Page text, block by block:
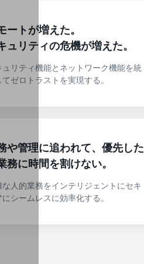
ートが増えた。
ュリティの危機が増えた。
ュリティ機能とネットワーク機能を統
ゼロトラストを実現する。
や管理に追われて、優先した
務に時間を割けない。
な人的業務をインテリジェントにセキ
シームレスに効率化する。